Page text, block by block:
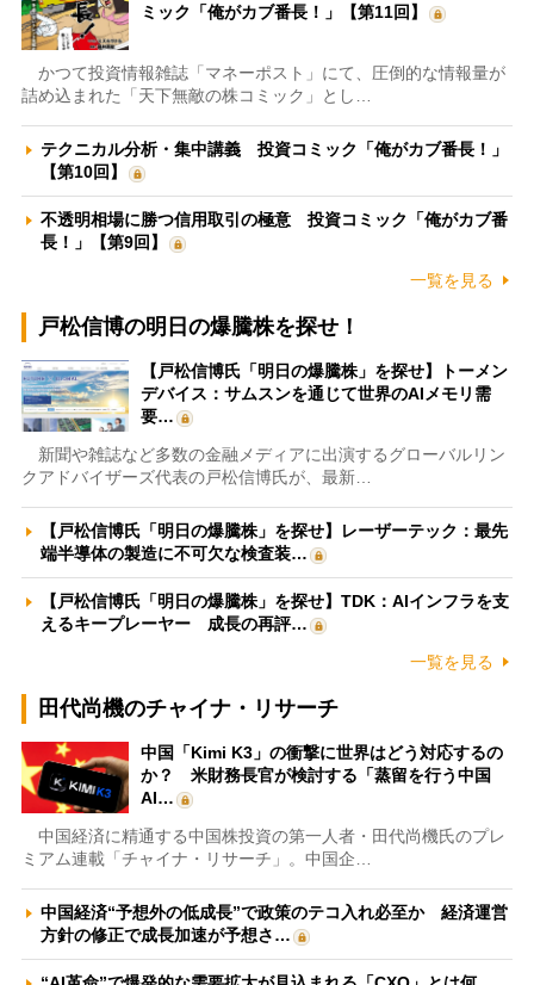
ミック「俺がカブ番長！」【第11回】
かつて投資情報雑誌「マネーポスト」にて、圧倒的な情報量が
詰め込まれた「天下無敵の株コミック」とし…
テクニカル分析・集中講義 投資コミック「俺がカブ番長！」
【第10回】
不透明相場に勝つ信用取引の極意 投資コミック「俺がカブ番
長！」【第9回】
一覧を見る
戸松信博の明日の爆騰株を探せ！
【戸松信博氏「明日の爆騰株」を探せ】トーメン
デバイス：サムスンを通じて世界のAIメモリ需
要…
新聞や雑誌など多数の金融メディアに出演するグローバルリン
クアドバイザーズ代表の戸松信博氏が、最新…
【戸松信博氏「明日の爆騰株」を探せ】レーザーテック：最先
端半導体の製造に不可欠な検査装…
【戸松信博氏「明日の爆騰株」を探せ】TDK：AIインフラを支
えるキープレーヤー 成長の再評…
一覧を見る
田代尚機のチャイナ・リサーチ
中国「Kimi K3」の衝撃に世界はどう対応するの
か？ 米財務長官が検討する「蒸留を行う中国
AI…
中国経済に精通する中国株投資の第一人者・田代尚機氏のプレ
ミアム連載「チャイナ・リサーチ」。中国企…
中国経済“予想外の低成長”で政策のテコ入れ必至か 経済運営
方針の修正で成長加速が予想さ…